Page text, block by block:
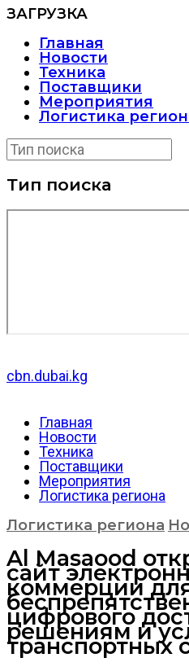
ЗАГРУЗКА
Главная
Новости
Техника
Поставщики
Мероприятия
Логистика
Тип поиска
cbn.dubai.kg
Главная
Новости
Техника
Поставщики
Мероприятия
Логистика региона
Логистика региона
Al Masaood
сайт
коммерции
цифрового
решениям и
транспортных